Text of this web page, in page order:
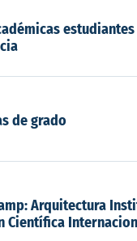
de grado
Arquitectura
Científica